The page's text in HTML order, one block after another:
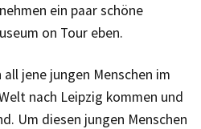
ein paar schöne
on Tour eben.
jene jungen Menschen im
nach Leipzig kommen und
Um diesen jungen Menschen